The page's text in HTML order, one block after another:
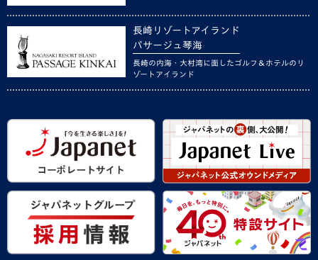
長崎リゾートアイランド
パサージュ琴海
長崎の内海・大村湾に面したゴルフ＆ホテルのリ
ゾートアイランド